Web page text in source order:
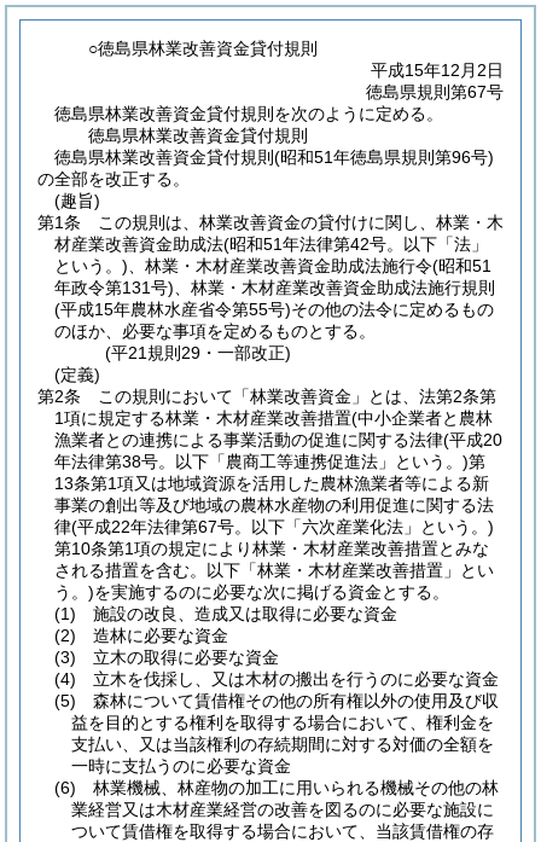
○徳島県林業改善資金貸付規則
平成15年12月2日
徳島県規則第67号
徳島県林業改善資金貸付規則を次のように定める。
徳島県林業改善資金貸付規則
徳島県林業改善資金貸付規則(昭和51年徳島県規則第96号)
の全部を改正する。
(趣旨)
第1条
この規則は、林業改善資金の貸付けに関し、林業・木
材産業改善資金助成法(昭和51年法律第42号。以下「法」
という。) 、林業・木材産業改善資金助成法施行令(昭和51
年政令第131号) 、林業・木材産業改善資金助成法施行規則
(平成15年農林水産省令第55号)その他の法令に定めるもの
のほか、必要な事項を定めるものとする。
(平21規則29・一部改正)
(定義)
第2条
この規則において「林業改善資金」とは、法第2条第
1項に規定する林業・木材産業改善措置(中小企業者と農林
漁業者との連携による事業活動の促進に関する法律(平成20
年法律第38号。以下「農商工等連携促進法」という。)第
13条第1項又は地域資源を活用した農林漁業者等による新
事業の創出等及び地域の農林水産物の利用促進に関する法
律(平成22年法律第67号。以下「六次産業化法」という。)
第10条第1項の規定により林業・木材産業改善措置とみな
される措置を含む。以下「林業・木材産業改善措置」とい
う。)を実施するのに必要な次に掲げる資金とする。
(1)
施設の改良、造成又は取得に必要な資金
(2)
造林に必要な資金
(3)
立木の取得に必要な資金
(4)
立木を伐採し、又は木材の搬出を行うのに必要な資金
(5)
森林について賃借権その他の所有権以外の使用及び収
益を目的とする権利を取得する場合において、権利金を
支払い、又は当該権利の存続期間に対する対価の全額を
一時に支払うのに必要な資金
(6)
林業機械、林産物の加工に用いられる機械その他の林
業経営又は木材産業経営の改善を図るのに必要な施設に
ついて賃借権を取得する場合において、当該賃借権の存